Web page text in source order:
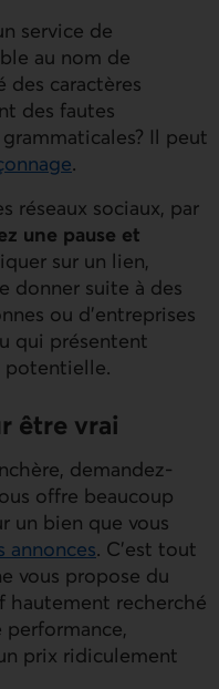
service de
au nom de
des caractères
des fautes
Il peut
.
réseaux sociaux, par
une pause et
sur un lien,
donner suite à des
ou d’entreprises
qui présentent
potentielle.
être vrai
demandez-
offre beaucoup
un bien que vous
annonces. C’est tout
vous propose du
hautement recherché
prix ridiculement